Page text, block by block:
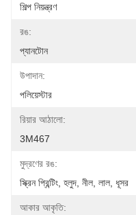
শিল্প নিয়ন্ত্রণ
রঙ:
প্যানটোন
উপাদান:
পলিয়েস্টার
রিয়ার আঠালো:
3M467
মুদ্রণের রঙ:
স্ক্রিন প্রিন্টিং, হলুদ, নীল, লাল, ধূসর
আকার আকৃতি: